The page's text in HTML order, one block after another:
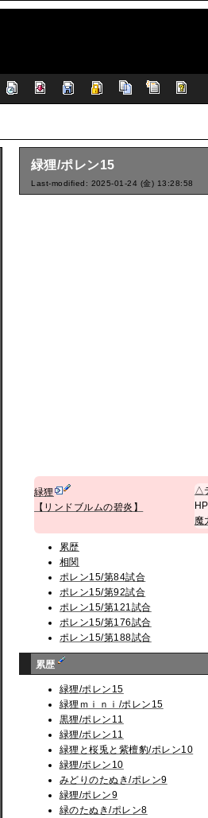
緑狸/ポレン15
Last-modified: 2025-01-24 (金) 13:28:58
緑狸
【リンドブルムの碧炎】
△
魔
累歴
相関
ポレン15/第84試合
ポレン15/第92試合
ポレン15/第121試合
ポレン15/第176試合
ポレン15/第188試合
累歴
緑狸/ポレン15
緑狸ｍｉｎｉ/ポレン15
黒狸/ポレン11
緑狸/ポレン11
緑狸と桜兎と紫檀豹/ポレン10
緑狸/ポレン10
みどりのたぬき/ポレン9
緑狸/ポレン9
緑のたぬき/ポレン8